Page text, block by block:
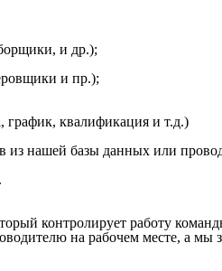
и др.);
и пр.);
график, квалификация и т.д.)
из нашей базы данных или
контролирует работу
на рабочем месте, а